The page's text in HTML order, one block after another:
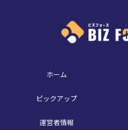
ホーム
ピックアップ
運営者情報